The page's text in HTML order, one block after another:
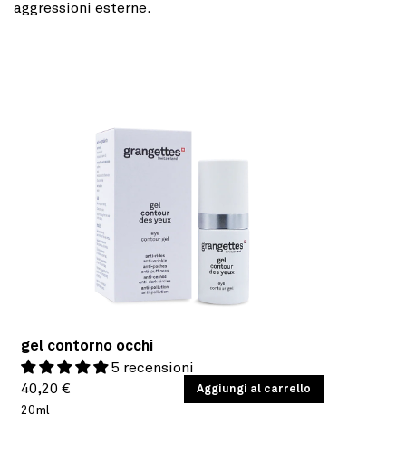
aggressioni esterne.
gel contorno occhi
5 recensioni
Prezzo
di
40,20 €
PREZZO
UNITARIO
/
20ml
Aggiungi al carrello